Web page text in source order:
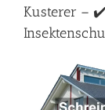
Kusterer –